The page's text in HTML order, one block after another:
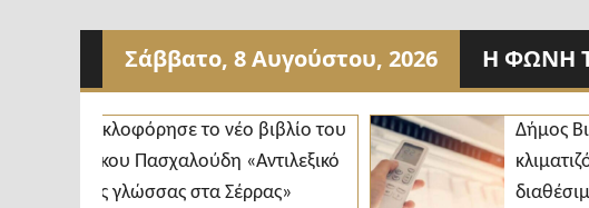
Προχωρήστε
Σάββατο, 8 Αυγούστου, 2026 Η ΦΩΝΗ
Κυκλοφόρησε το νέο βιβλίο του
Νίκου Πασχαλούδη «Αντιλεξικό
της γλώσσας στα Σέρρας»
Δήμος
διαθέσιμες